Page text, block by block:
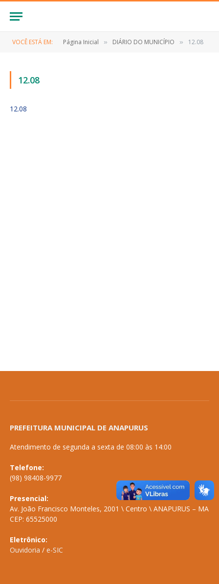
VOCÊ ESTÁ EM: Página Inicial » DIÁRIO DO MUNICÍPIO » 12.08
12.08
12.08
PREFEITURA MUNICIPAL DE ANAPURUS
Atendimento de segunda a sexta de 08:00 às 14:00
Telefone:
(98) 98408-9977
Presencial:
Av. João Francisco Monteles, 2001 \ Centro \ ANAPURUS – MA
CEP: 65525000
Eletrônico:
Ouvidoria / e-SIC